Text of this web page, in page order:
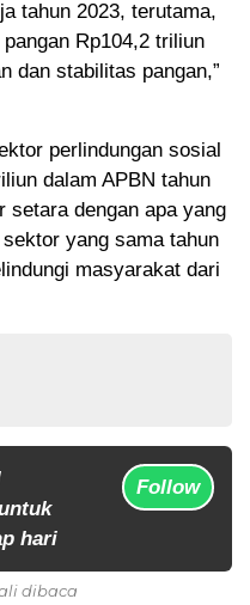
tahun 2023, terutama,
Rp104,2 triliun
dan stabilitas pangan,”
perlindungan sosial
dalam APBN tahun
setara dengan apa yang
yang sama tahun
masyarakat dari
hari
Follow
dibaca